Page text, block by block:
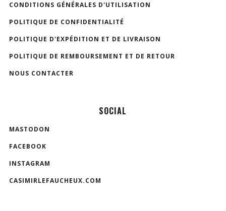
CONDITIONS GÉNÉRALES D'UTILISATION
POLITIQUE DE CONFIDENTIALITÉ
POLITIQUE D'EXPÉDITION ET DE LIVRAISON
POLITIQUE DE REMBOURSEMENT ET DE RETOUR
NOUS CONTACTER
SOCIAL
MASTODON
FACEBOOK
INSTAGRAM
CASIMIRLEFAUCHEUX.COM